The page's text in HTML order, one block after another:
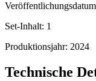
Set-Inhalt: 1
Produktionsjahr: 2024
Technische